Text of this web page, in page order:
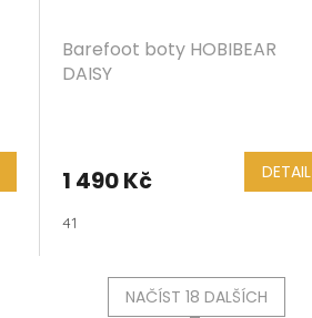
Barefoot boty HOBIBEAR
DAISY
1 490 Kč DETAIL
41
NAČÍST 18 DALŠÍCH